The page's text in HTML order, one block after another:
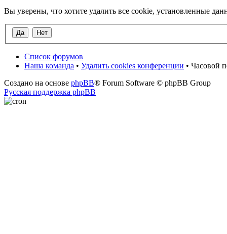
Вы уверены, что хотите удалить все cookie, установленные
Список форумов
Наша команда • Удалить cookies конференции • Часовой
Создано на основе phpBB® Forum Software © phpBB Group
Русская поддержка phpBB